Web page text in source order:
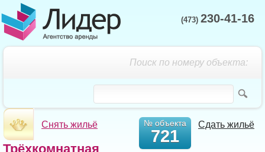
(473) 230-41-16
Поиск по номеру объекта:
Снять жильё Сдать жильё
№ объекта
721
Трёхкомнатная